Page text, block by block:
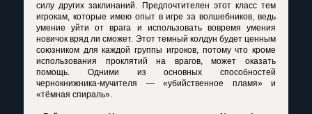
силу других заклинаний. Предпочтителен этот класс тем
игрокам, которые имею опыт в игре за волшебников, ведь
умение уйти от врага и использовать вовремя умения
новичок вряд ли сможет. Этот темный колдун будет ценным
союзником для каждой группы игроков, потому что кроме
использования проклятий на врагов, может оказать
помощь. Одними из основных способностей
чернокнижника-мучителя — «убийственное пламя» и
«тёмная спираль».